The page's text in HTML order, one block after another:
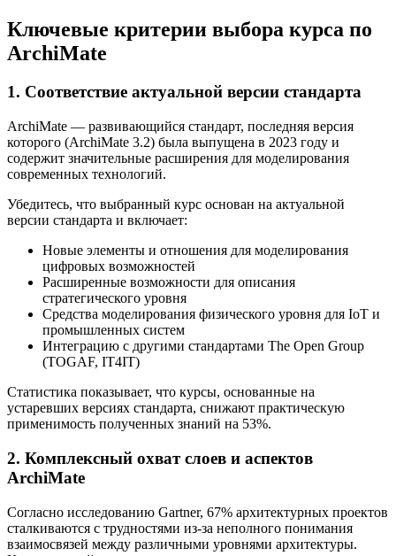
Ключевые критерии выбора курса по
ArchiMate
1. Соответствие актуальной версии стандарта
ArchiMate — развивающийся стандарт, последняя версия
которого (ArchiMate 3.2) была выпущена в 2023 году и
содержит значительные расширения для моделирования
современных технологий.
Убедитесь, что выбранный курс основан на актуальной
версии стандарта и включает:
Новые элементы и отношения для моделирования
цифровых возможностей
Расширенные возможности для описания
стратегического уровня
Средства моделирования физического уровня для IoT и
промышленных систем
Интеграцию с другими стандартами The Open Group
(TOGAF, IT4IT)
Статистика показывает, что курсы, основанные на
устаревших версиях стандарта, снижают практическую
применимость полученных знаний на 53%.
2. Комплексный охват слоев и аспектов
ArchiMate
Согласно исследованию Gartner, 67% архитектурных проектов
сталкиваются с трудностями из-за неполного понимания
взаимосвязей между различными уровнями архитектуры.